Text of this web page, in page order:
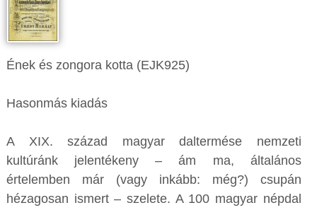
Ének és zongora kotta (EJK925)
Hasonmás kiadás
A XIX. század magyar daltermése nemzeti
kultúránk jelentékeny – ám ma, általános
értelemben már (vagy inkább: még?) csupán
hézagosan ismert – szelete. A 100 magyar népdal